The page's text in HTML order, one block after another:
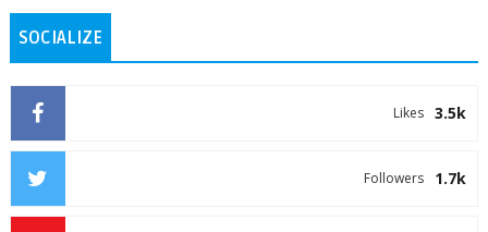
SOCIALIZE
3.5k
Likes
1.7k
Followers